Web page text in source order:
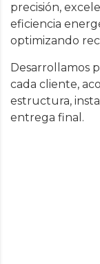
precisión,
eficiencia
optimizando
Desarrollamos
cada cliente,
estructura,
entrega final.